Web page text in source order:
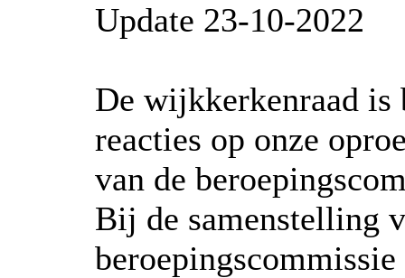
Update 23-10-2022
De wijkkerkenraad is
reacties op onze
van de
Bij de samenstelling